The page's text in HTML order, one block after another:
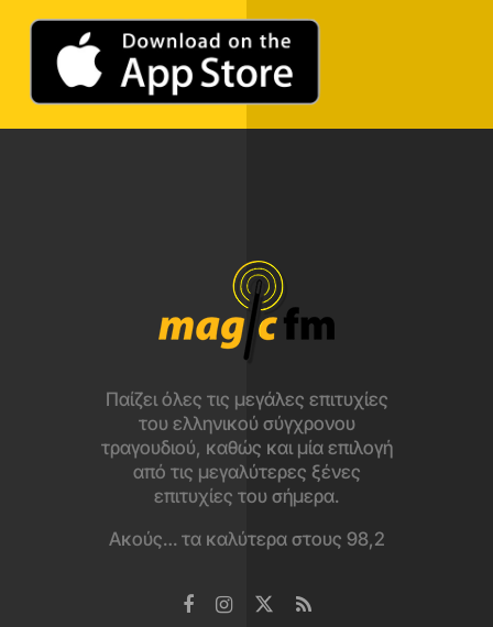
Παίζει όλες τις μεγάλες επιτυχίες
του ελληνικού σύγχρονου
τραγουδιού, καθώς και μία επιλογή
από τις μεγαλύτερες ξένες
επιτυχίες του σήμερα.
Ακούς… τα καλύτερα στους 98,2